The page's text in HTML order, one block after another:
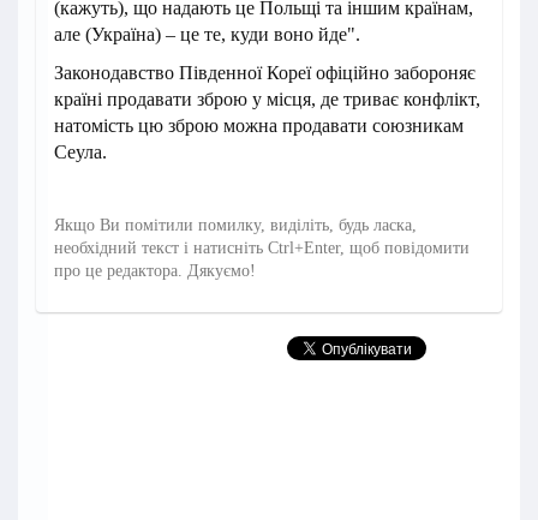
(кажуть), що надають це Польщі та іншим країнам,
але (Україна) – це те, куди воно йде".
Законодавство Південної Кореї офіційно забороняє
країні продавати зброю у місця, де триває конфлікт,
натомість цю зброю можна продавати союзникам
Сеула.
Якщо Ви помітили помилку, виділіть, будь ласка,
необхідний текст і натисніть Ctrl+Enter, щоб повідомити
про це редактора. Дякуємо!